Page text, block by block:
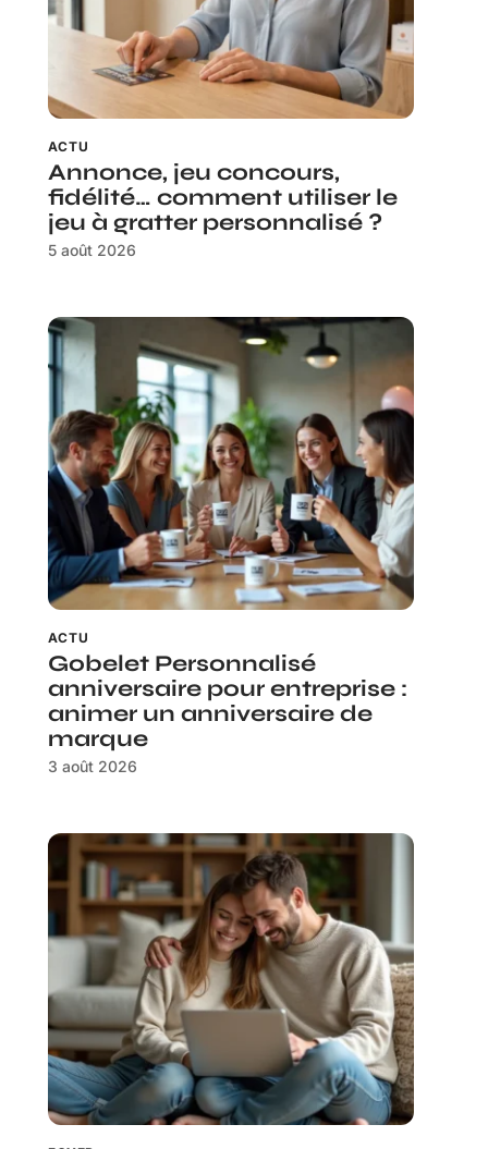
ACTU
Annonce, jeu concours,
fidélité… comment utiliser le
jeu à gratter personnalisé ?
5 août 2026
ACTU
Gobelet Personnalisé
anniversaire pour entreprise :
animer un anniversaire de
marque
3 août 2026